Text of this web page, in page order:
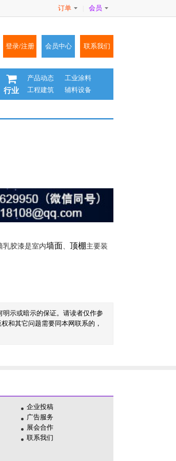
订单 会员
登录/注册 会员中心 联系我们
行业
产品动态
工业涂料
工程建筑
辅料设备
乳胶漆是室内墙面、 顶棚主要装
示或暗示的保证。请读者仅作参
和其它问题需要同本网联系的，
企业投稿
广告服务
展会合作
联系我们